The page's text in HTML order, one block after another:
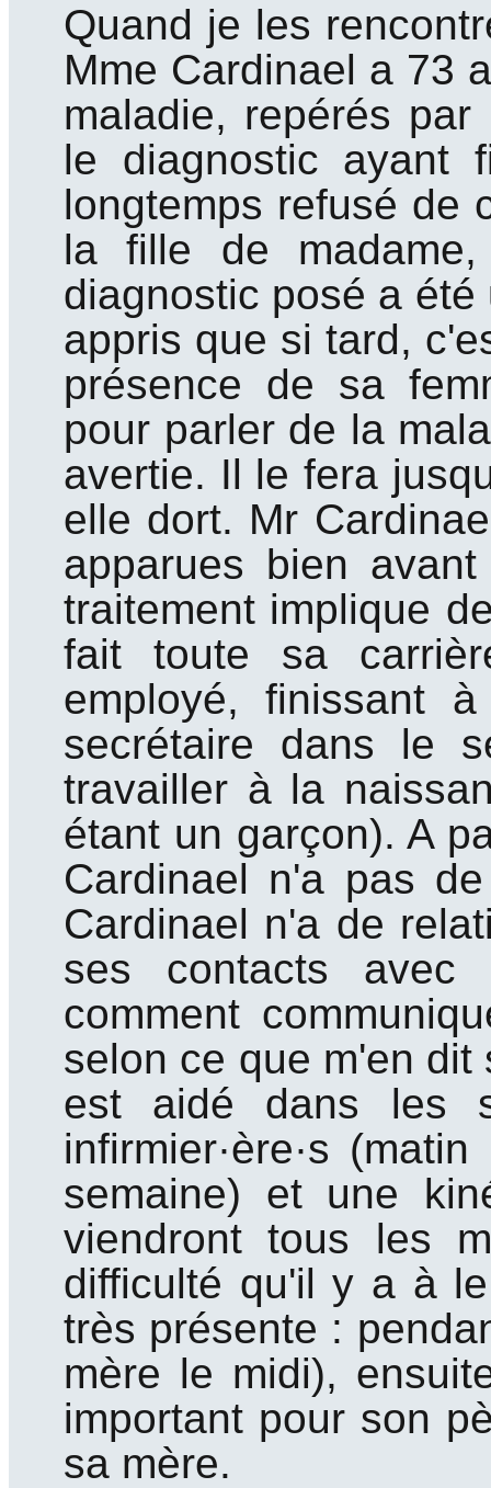
Quand je les
Mme Cardinael a 73
maladie, repérés
le diagnostic ayant
longtemps refusé de
la fille de
diagnostic posé a
appris que si tard,
présence de sa
pour parler de la
avertie. Il le fera
elle dort. Mr
apparues bien
traitement implique
fait toute sa
employé, finissant
secrétaire dans le
travailler à la
étant un garçon). A
Cardinael n'a pas
Cardinael n'a de
ses contacts avec
comment
selon ce que m'en dit
est aidé dans les
infirmier·ère·s
semaine) et une
viendront tous les
difficulté qu'il y a à
très présente :
mère le midi),
important pour son
sa mère.